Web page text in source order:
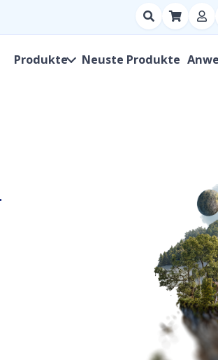
Suchen
nach
Hersteller,
Produkte Neuste Produkte